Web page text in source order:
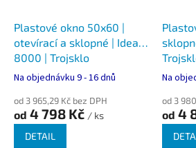
Plastové okno 50x60 |
otevírací a sklopné | Ideal
8000 | Trojsklo
Na objednávku 9 - 16 dnů
od 3 965,29 Kč bez DPH
od 4 798 Kč / ks
DETAIL
Na
od 3
od 4